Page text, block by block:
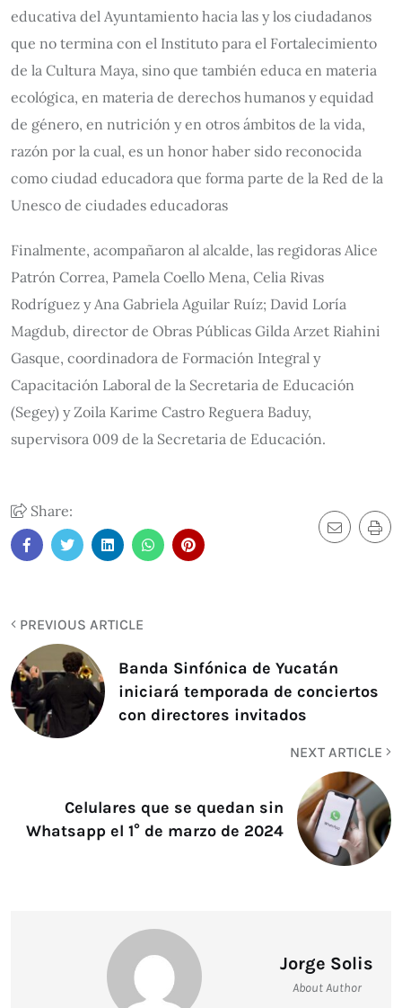
educativa del Ayuntamiento hacia las y los ciudadanos
que no termina con el Instituto para el Fortalecimiento
de la Cultura Maya, sino que también educa en materia
ecológica, en materia de derechos humanos y equidad
de género, en nutrición y en otros ámbitos de la vida,
razón por la cual, es un honor haber sido reconocida
como ciudad educadora que forma parte de la Red de la
Unesco de ciudades educadoras
Finalmente, acompañaron al alcalde, las regidoras Alice
Patrón Correa, Pamela Coello Mena, Celia Rivas
Rodríguez y Ana Gabriela Aguilar Ruíz; David Loría
Magdub, director de Obras Públicas Gilda Arzet Riahini
Gasque, coordinadora de Formación Integral y
Capacitación Laboral de la Secretaria de Educación
(Segey) y Zoila Karime Castro Reguera Baduy,
supervisora 009 de la Secretaria de Educación.
Share:
PREVIOUS ARTICLE
Banda Sinfónica de Yucatán
iniciará temporada de conciertos
con directores invitados
NEXT ARTICLE
Celulares que se quedan sin
Whatsapp el 1° de marzo de 2024
Jorge Solis
About Author